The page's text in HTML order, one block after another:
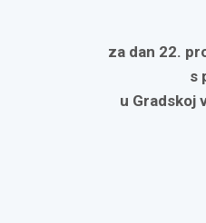
za dan 22.
s
u Gradskoj